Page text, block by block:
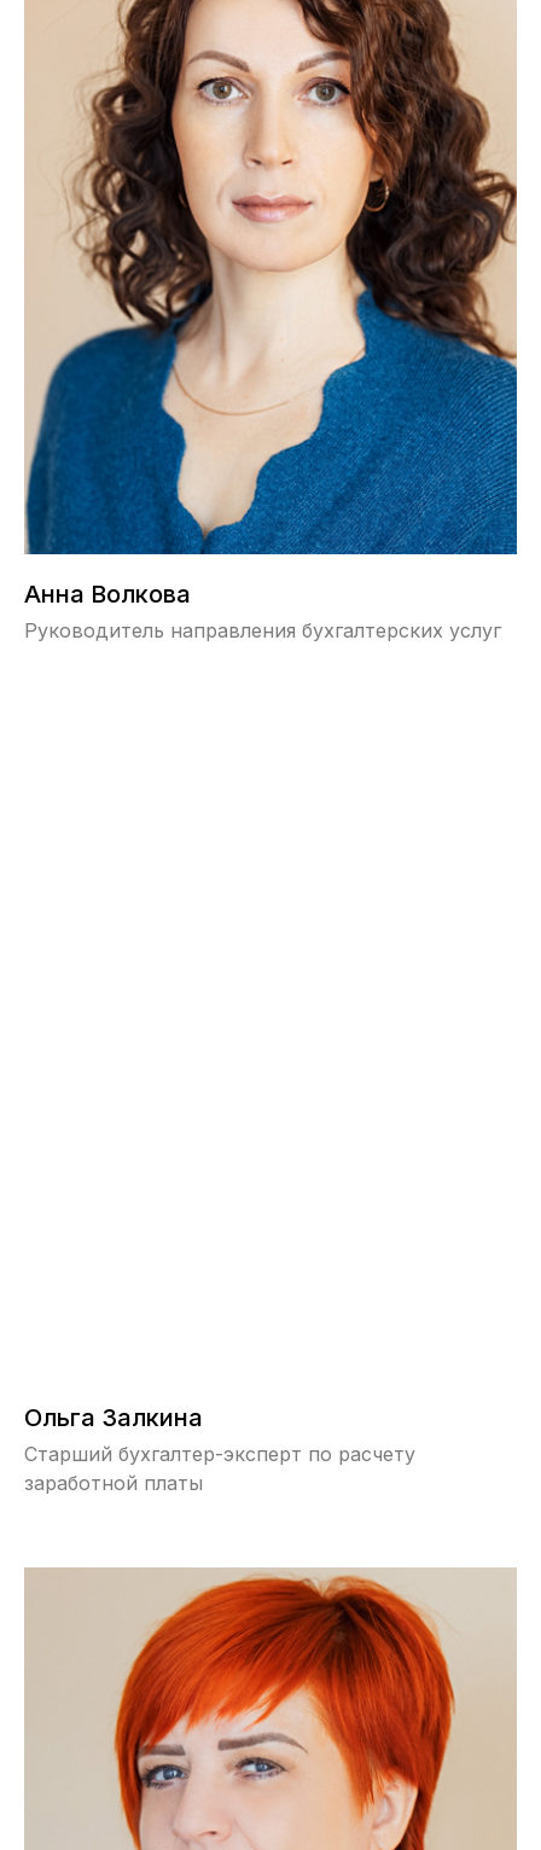
Анна Волкова
Руководитель направления бухгалтерских услуг
Ольга Залкина
Старший бухгалтер-эксперт по расчету
заработной платы